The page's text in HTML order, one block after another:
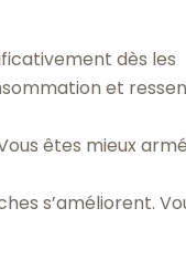
dès les
et
êtes mieux armé
s’améliorent.